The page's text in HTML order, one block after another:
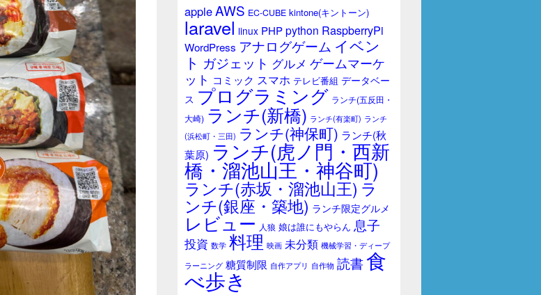
ジ
ッ
ト
appleAWS EC-CUBE kintone(キントーン)
laravel linux PHPpython RaspberryPi
WordPress アナログゲーム イベン
ト ガジェット グルメ ゲームマーケ
ット コミック スマホ テレビ番組 データベー
ス プログラミング ランチ(五反田・
大崎) ランチ(新橋) ランチ(有楽町) ランチ
(浜松町・三田) ランチ(神保町) ランチ(秋
葉原) ランチ(虎ノ門・西新
橋・溜池山王・神谷町)
ランチ(赤坂・溜池山王) ラ
ンチ(銀座・築地) ランチ限定グルメ
レビュー 人狼 娘は誰にもやらん 息子
投資 数学 料理 映画 未分類 機械学習・ディープ
ラーニング 糖質制限 自作アプリ 自作物 読書食
べ歩き